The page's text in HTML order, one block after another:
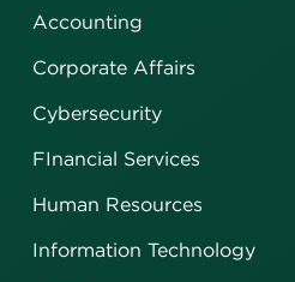
Accounting
Corporate Affairs
Cybersecurity
FInancial Services
Human Resources
Information Technology